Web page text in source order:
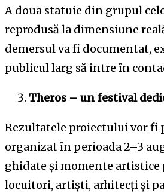
A doua statuie din grupul
reprodusă la dimensiune
demersul va fi documentat,
publicul larg să intre în
Theros – un festival
Rezultatele proiectului vor
organizat în perioada 2–3
ghidate și momente artistice
locuitori, artiști, arhitecți și